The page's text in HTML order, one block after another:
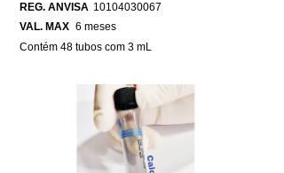
REG. ANVISA 10104030067
VAL. MAX 6 meses
Contém 48 tubos com 3 mL